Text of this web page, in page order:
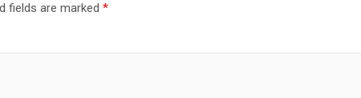
fields are marked *